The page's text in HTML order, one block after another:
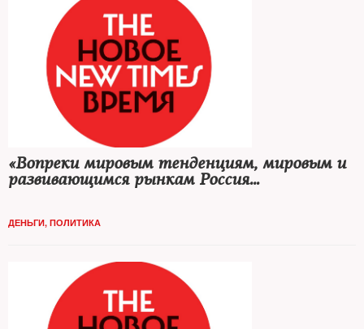
«Вопреки мировым тенденциям, мировым и
развивающимся рынкам Россия
ДЕНЬГИ, ПОЛИТИКА